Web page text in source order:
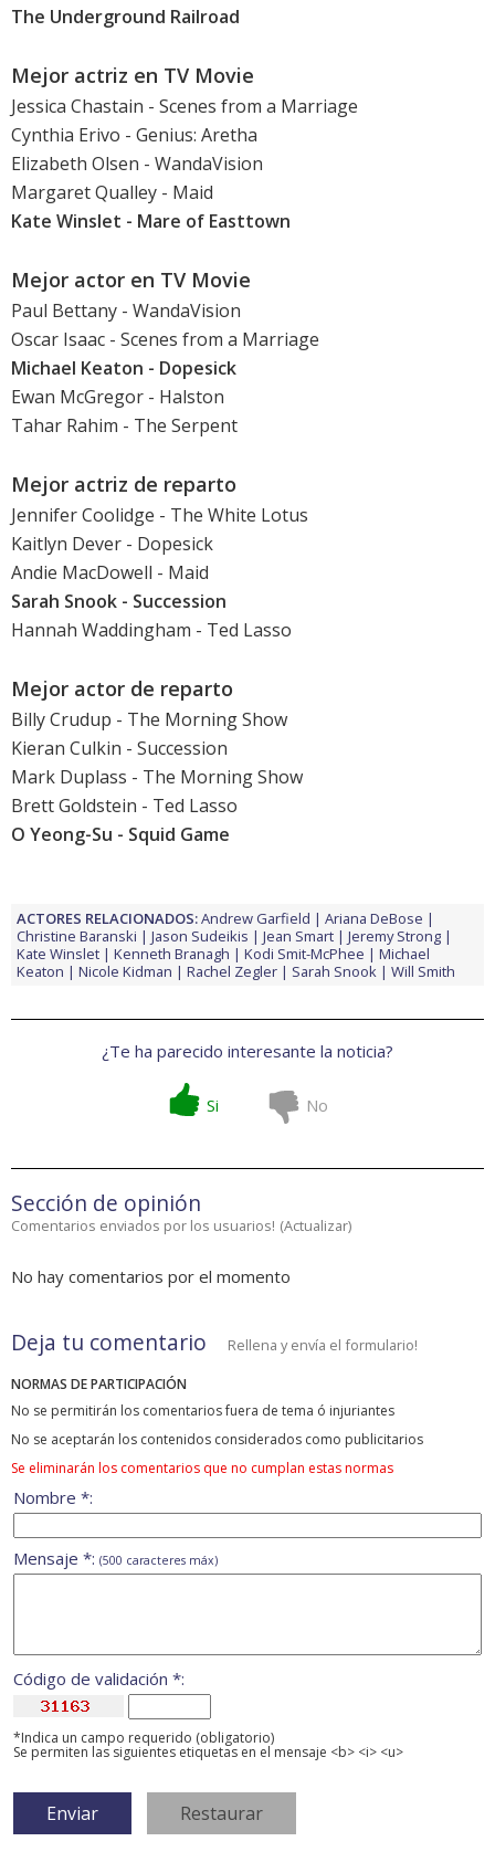
The Underground Railroad
Mejor actriz en TV Movie
Jessica Chastain - Scenes from a Marriage
Cynthia Erivo - Genius: Aretha
Elizabeth Olsen - WandaVision
Margaret Qualley - Maid
Kate Winslet - Mare of Easttown
Mejor actor en TV Movie
Paul Bettany - WandaVision
Oscar Isaac - Scenes from a Marriage
Michael Keaton - Dopesick
Ewan McGregor - Halston
Tahar Rahim - The Serpent
Mejor actriz de reparto
Jennifer Coolidge - The White Lotus
Kaitlyn Dever - Dopesick
Andie MacDowell - Maid
Sarah Snook - Succession
Hannah Waddingham - Ted Lasso
Mejor actor de reparto
Billy Crudup - The Morning Show
Kieran Culkin - Succession
Mark Duplass - The Morning Show
Brett Goldstein - Ted Lasso
O Yeong-Su - Squid Game
ACTORES RELACIONADOS:Andrew Garfield
Ariana DeBose
Christine Baranski
Jason Sudeikis Jean Smart
Jeremy Strong
Kate Winslet
Kenneth Branagh Kodi Smit-McPhee
Michael
Keaton
Nicole Kidman Rachel Zegler Sarah Snook Will Smith
¿Te ha parecido interesante la noticia?
Si No
Sección de opinión
Comentarios enviados por los usuarios! (Actualizar)
No hay comentarios por el momento
Deja tu comentario Rellena y envía el formulario!
NORMAS DE PARTICIPACIÓN
No se permitirán los comentarios fuera de tema ó injuriantes
No se aceptarán los contenidos considerados como publicitarios
Se eliminarán los comentarios que no cumplan estas normas
Nombre *:
Mensaje *: (500 caracteres máx)
Código de validación *:
*Indica un campo requerido (obligatorio)
Se permiten las siguientes etiquetas en el mensaje <b> <i> <u>